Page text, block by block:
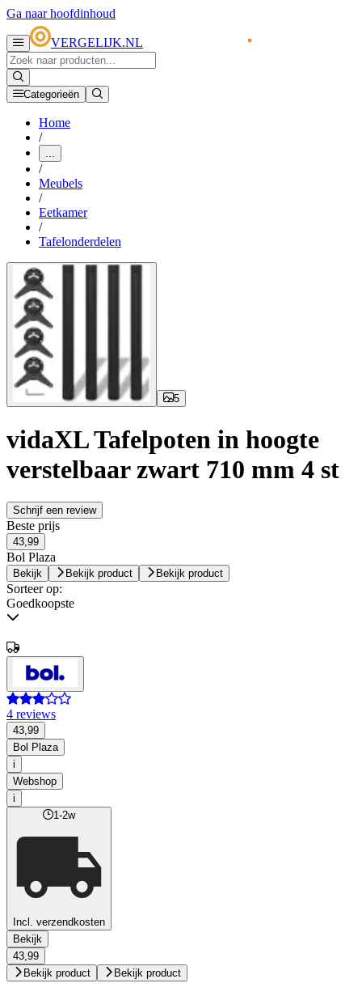
Ga naar hoofdinhoud
VERGELIJK.NL
Categorieën
Home
/
...
/
Meubels
/
Eetkamer
/
Tafelonderdelen
5
vidaXL Tafelpoten in hoogte
verstelbaar zwart 710 mm 4 st
Schrijf een review
Beste prijs
43,99
Bol Plaza
Bekijk Bekijk product Bekijk product
Sorteer op:
Goedkoopste
4 reviews
43,99
Bol Plaza
i
Webshop
i
1-2w
Incl. verzendkosten
Bekijk
43,99
Bekijk product
Bekijk product